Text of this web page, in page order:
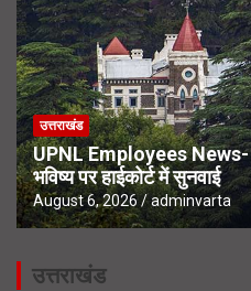
उत्तराखंड
UPNL Employees News-
भविष्य पर हाईकोर्ट में सुनवाई
August 6, 2026 adminvarta
उत्तराखंड